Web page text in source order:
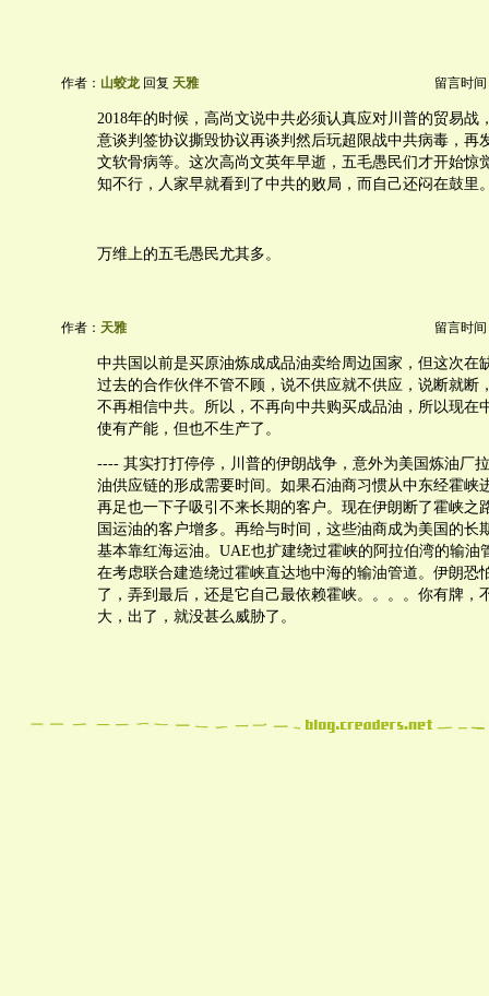
作者： 山蛟龙回复 天雅 留言时间
2018年的时候，高尚文说中共必须认真应对川普的贸易战
意谈判签协议撕毁协议再谈判然后玩超限战中共病毒，再
文软骨病等。这次高尚文英年早逝，五毛愚民们才开始惊
知不行，人家早就看到了中共的败局，而自己还闷在鼓里
万维上的五毛愚民尤其多。
作者： 天雅 留言时间
中共国以前是买原油炼成成品油卖给周边国家，但这次在
过去的合作伙伴不管不顾，说不供应就不供应，说断就断
不再相信中共。所以，不再向中共购买成品油，所以现在
使有产能，但也不生产了。
---- 其实打打停停，川普的伊朗战争，意外为美国炼油厂
油供应链的形成需要时间。如果石油商习惯从中东经霍峡
再足也一下子吸引不来长期的客户。现在伊朗断了霍峡之
国运油的客户增多。再给与时间，这些油商成为美国的长
基本靠红海运油。UAE也扩建绕过霍峡的阿拉伯湾的输油
在考虑联合建造绕过霍峡直达地中海的输油管道。伊朗恐
了，弄到最后，还是它自己最依赖霍峡。。。。你有牌，
大，出了，就没甚么威胁了。